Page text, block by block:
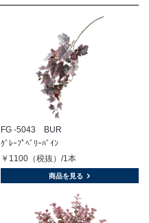
FG -5043 BUR
ｸﾞﾚｰﾌﾟﾍﾞﾘｰﾊﾞｲﾝ
￥1100（税抜）/1本
商品を見る